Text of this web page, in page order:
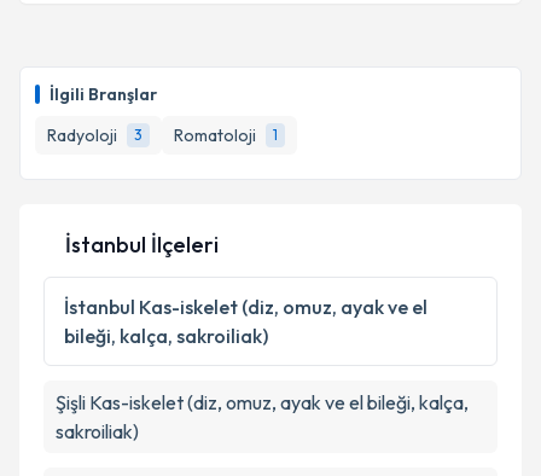
İlgili Branşlar
Radyoloji
3 Romatoloji 1
takvim hazırlandığında e-posta ile bilgilendireceğiz.
E-posta Adresiniz
Kişisel verilerimin işlenmesine ilişkinAydınlatma
Metni
'ni okudum ve kişisel verilerimin belirtilen
kapsamda işlenmesini kabul ediyorum.
Takvim Talebini Gönder
İstanbul İlçeleri
İstanbul Kas-iskelet (diz, omuz, ayak ve el
bileği, kalça, sakroiliak)
Şişli Kas-iskelet (diz, omuz, ayak ve el bileği, kalça,
sakroiliak)